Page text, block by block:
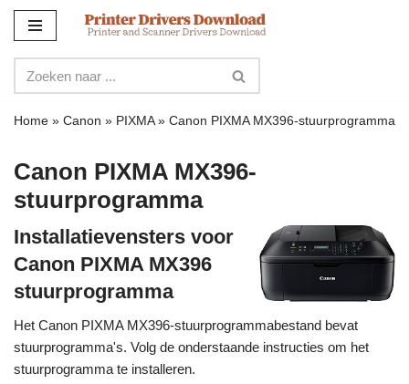
naar
de
inhoud
Home » Canon » PIXMA» Canon PIXMA MX396-stuurprogramma
Canon PIXMA MX396-
stuurprogramma
Installatievensters voor
Canon PIXMA MX396
stuurprogramma
Het Canon PIXMA MX396-stuurprogrammabestand bevat
stuurprogramma's. Volg de onderstaande instructies om het
stuurprogramma te installeren.